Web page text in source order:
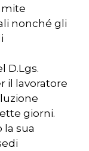
nonché gli
D.Lgs.
il lavoratore
giorni.
la sua